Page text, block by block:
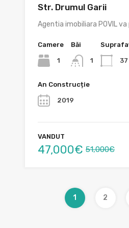
Str. Drumul Garii
Agentia imobiliara POVIL
Camere
1
Băi
1 37
An Construcție
2019
VANDUT
47,000€ 51,000€
1 2